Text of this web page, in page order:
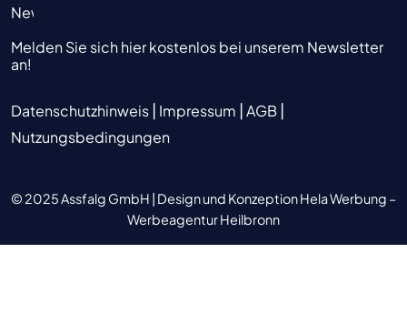
Melden Sie sich hier kostenlos bei unserem Newsletter
an!
Datenschutzhinweis | Impressum |AGB |
Nutzungsbedingungen
© 2025 Assfalg GmbH | Design und Konzeption Hela Werbung –
Werbeagentur Heilbronn